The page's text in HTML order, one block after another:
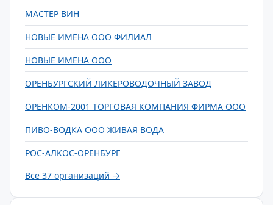
МАСТЕР ВИН
НОВЫЕ ИМЕНА ООО ФИЛИАЛ
НОВЫЕ ИМЕНА ООО
ОРЕНБУРГСКИЙ ЛИКЕРОВОДОЧНЫЙ ЗАВОД
ОРЕНКОМ-2001 ТОРГОВАЯ КОМПАНИЯ ФИРМА ООО
ПИВО-ВОДКА ООО ЖИВАЯ ВОДА
РОС-АЛКОС-ОРЕНБУРГ
Все 37 организаций →